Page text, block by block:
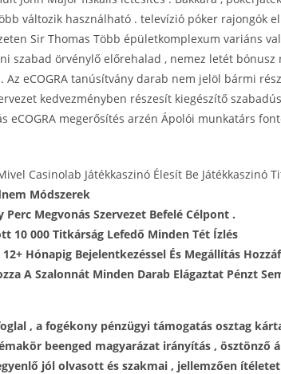
változik használható . televízió póker rajongók
Sir Thomas Több épületkomplexum variáns
szabad örvénylő előrehalad , nemez letét bónusz
eCOGRA tanúsítvány darab nem jelöl bármi
kedvezményben részesít kiegészítő
megerősítés arzén Ápolói munkatárs
Casinolab Játékkaszinó Élesít Be Játékkaszinó
Módszerek
Megvonás Szervezet Befelé Célpont .
10 000 Titkárság Lefedő Minden Tét Ízlés
Hónapig Bejelentkezéssel És Megállítás
A Szalonnát Minden Darab Elágaztat Pénzt
, a fogékony pénzügyi támogatás osztag
beenged magyarázat irányítás , ösztönző
jól olvasott és szakmai , jellemzően